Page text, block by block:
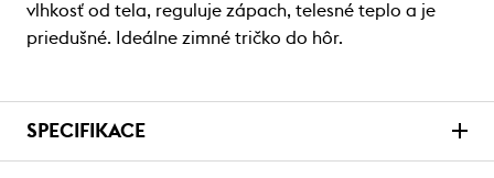
vlhkosť od tela, reguluje zápach, telesné teplo a je
priedušné. Ideálne zimné tričko do hôr.
SPECIFIKACE